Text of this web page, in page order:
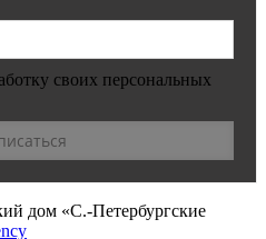
своих персональных
дом «С.-Петербургские